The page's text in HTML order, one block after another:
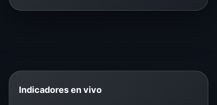
Indicadores en vivo